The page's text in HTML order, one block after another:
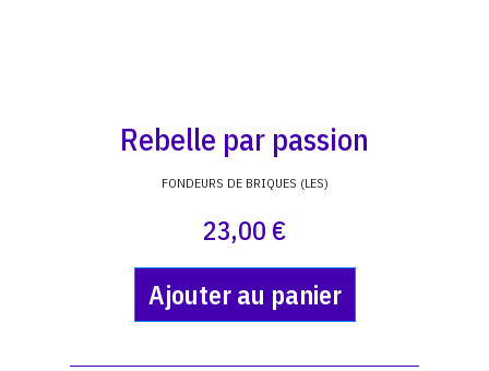
Rebelle par passion
FONDEURS DE BRIQUES (LES)
23,00 €
Ajouter au panier